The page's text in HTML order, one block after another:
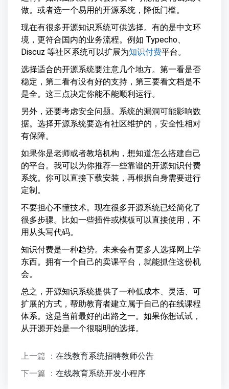
做。或者选一个易用的开源系统，降低门槛。
现在有很多开源知识系统可供选择。有的是中文环
境，更符合国内的业务流程。例如 Typecho、
Discuz 等社区系统可以扩展为知识付费平台。
选择适合的开源系统要注意几个地方。第一看是否
稳定，第二看有没有好的支持，第三要看文档是不
是全。这三点决定你能不能顺利运行。
另外，还要考虑安全问题。系统的漏洞可能影响数
据。选择开源系统要选有社区维护的，安全性相对
有保障。
如果你是老师或者教培机构，想知道怎么搭建自己
的平台。我可以为你推荐一些靠谱的开源知识付费
系统。你可以直接下载安装，再根据自身需要进行
定制。
不要担心不懂技术。现在很多开源系统已经简化了
很多步骤。比如一些插件或模板可以直接使用，不
用从头写代码。
知识付费是一种趋势。未来会有更多人选择网上学
东西。拥有一个自己的卖课平台，就能抓住这份机
会。
总之，开源知识系统提供了一种低成本、灵活、可
扩展的方式，帮助教育者建立属于自己的在线课程
体系。这是当前最好的出路之一。如果你想试试，
从开源开始是一个很聪明的选择。
上一篇 ： 在线教育系统招聘教师公告
下一篇 ： 在线教育系统开发小程序